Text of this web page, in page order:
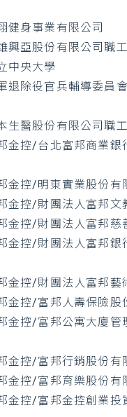
身事業有限公司
亞股份有限公司職
央大學
除役官兵輔導委員會
醫股份有限公司職
控/台北富邦商業銀
控/明東實業股份有
控/財團法人富邦文
控/財團法人富邦慈
控/財團法人富邦銀
控/財團法人富邦藝
控/富邦人壽保險股
控/富邦公寓大廈管
控/富邦行銷股份有
控/富邦育樂股份有
控/富邦金控創業投